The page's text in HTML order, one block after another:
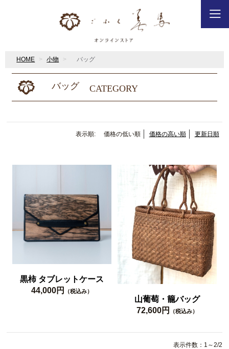
HOME 小物 バッグ
CATEGORY
バッグ
表示順: 価格の低い順 価格の高い順 更新日順
黒柿 タブレットケース
44,000円
（税込み）
山葡萄・籠バッグ
72,600円
（税込み）
表示件数：1～2/2